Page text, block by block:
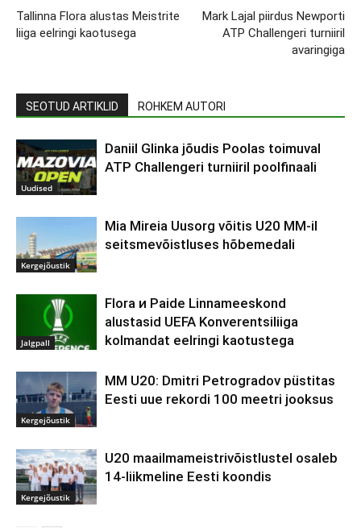
Tallinna Flora alustas Meistrite
liiga eelringi kaotusega
Mark Lajal piirdus Newporti
ATP Challengeri turniiril
avaringiga
SEOTUD ARTIKLID ROHKEM AUTORI
Uudised
Daniil Glinka jõudis Poolas toimuval
ATP Challengeri turniiril poolfinaali
Kergejõustik
Mia Mireia Uusorg võitis U20 MM-il
seitsmevõistluses hõbemedali
Jalgpall
Flora и Paide Linnameeskond
alustasid UEFA Konverentsiliiga
kolmandat eelringi kaotustega
Kergejõustik
MM U20: Dmitri Petrogradov püstitas
Eesti uue rekordi 100 meetri jooksus
Kergejõustik
U20 maailmameistrivõistlustel osaleb
14-liikmeline Eesti koondis